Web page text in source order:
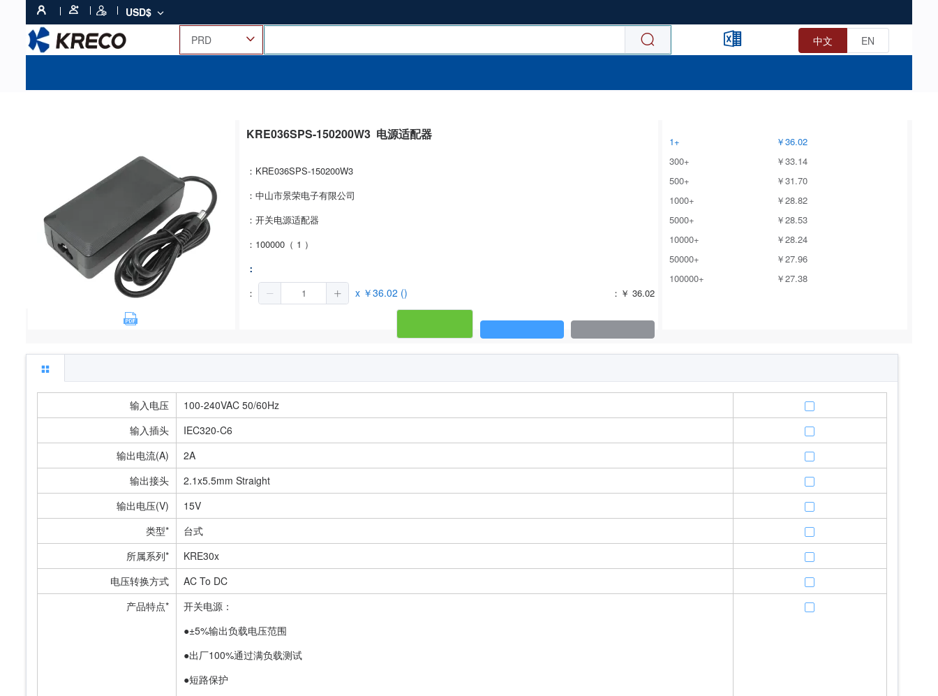
USD$
中文 EN
KRE036SPS-150200W3 电源适配器
：KRE036SPS-150200W3
：中山市景荣电子有限公司
：开关电源适配器
：100000（ 1 ）
：
：
x ￥36.02 () ：￥ 36.02
1+
￥36.02
300+
￥33.14
500+
￥31.70
1000+
￥28.82
5000+
￥28.53
10000+
￥28.24
50000+
￥27.96
100000+
￥27.38
输入电压
100-240VAC 50/60Hz
输入插头
IEC320-C6
输出电流(A)
2A
输出接头
2.1x5.5mm Straight
输出电压(V)
15V
类型*
台式
所属系列*
KRE30x
电压转换方式
AC To DC
产品特点*
开关电源：
●±5%输出负载电压范围
●出厂100%通过满负载测试
●短路保护